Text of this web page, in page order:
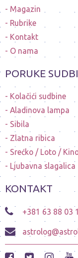
Magazin
Rubrike
Kontakt
O nama
PORUKE
Kolačići sudbine
Aladinova lampa
Sibila
Zlatna ribica
Srećko / Loto /
Ljubavna slagalica
KONTAKT
+381 63 88 03